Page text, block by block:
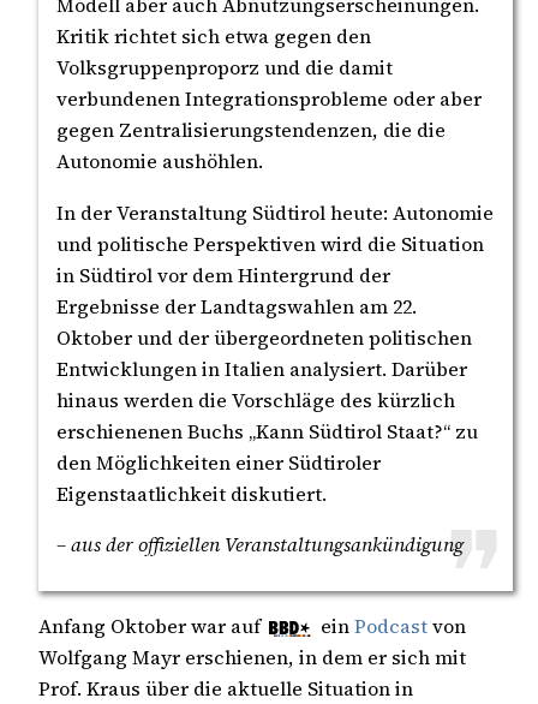
Kritik richtet sich etwa gegen den
Volksgruppenproporz und die damit
verbundenen Integrationsprobleme oder aber
gegen Zentralisierungstendenzen, die die
Autonomie aushöhlen.
In der Veranstaltung Südtirol heute: Autonomie
und politische Perspektiven wird die Situation
in Südtirol vor dem Hintergrund der
Ergebnisse der Landtagswahlen am 22.
Oktober und der übergeordneten politischen
Entwicklungen in Italien analysiert. Darüber
hinaus werden die Vorschläge des kürzlich
erschienenen Buchs „Kann Südtirol Staat?“ zu
den Möglichkeiten einer Südtiroler
Eigenstaatlichkeit diskutiert.
– aus der offiziellen Veranstaltungsankündigung
Anfang Oktober war auf einPodcastvon
Wolfgang Mayr erschienen, in dem er sich mit
Prof. Kraus über die aktuelle Situation in